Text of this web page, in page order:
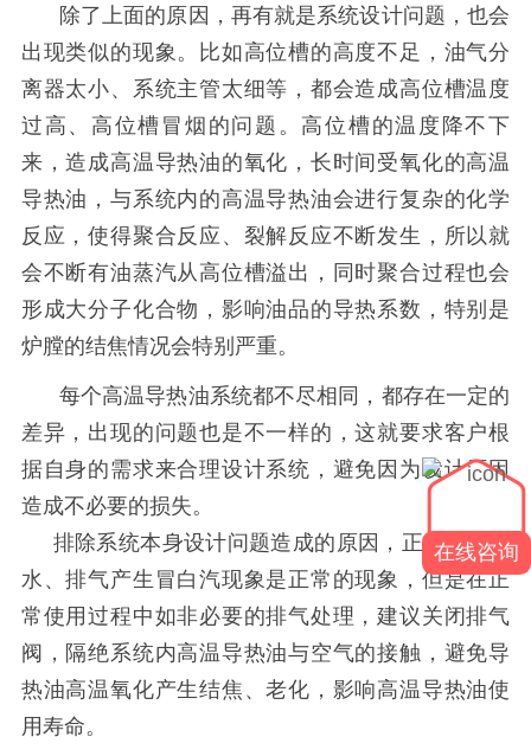
除了上面的原因， 再有就是系统设计问题，也会
出现类似的现象。比如高位槽的高度不足，油气分
离器太小、系统主管太细等，都会造成高位槽温度
过高、高位槽冒烟的问题。高位槽的温度降不下
来，造成高温导热油的氧化，长时间受氧化的高温
导热油，与系统内的高温导热油会进行复杂的化学
反应，使得聚合反应、裂解反应不断发生，所以就
会不断有油蒸汽从高位槽溢出，同时聚合过程也会
形成大分子化合物，影响油品的导热系数，特别是
炉膛的结焦情况会特别严重。
每个高温导热油系统都不尽相同，都存在一定的
差异，出现的问题也是不一样的，这就要求客户根
据自身的需求来合理设计系统，避免因为设计原因
造成不必要的损失。
排除系统本身设计问题造成的原因，正常进行脱
水、排气产生冒白汽现象是正常的现象，但是在正
常使用过程中如非必要的排气处理，建议关闭排气
阀，隔绝系统内高温导热油与空气的接触，避免导
热油高温氧化产生结焦、老化 ， 影响高温导热油使
用寿命。
在线咨询